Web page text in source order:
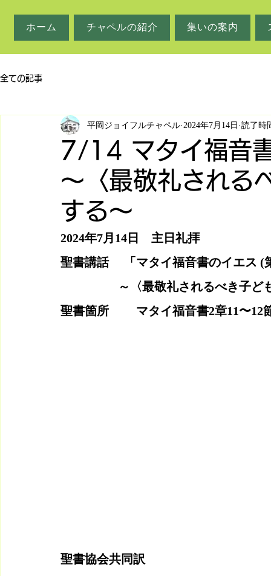
ホーム チャペルの紹介 集いの案内
全ての記事
7/14 マタイ福音
～〈最敬礼される
する〜
平岡ジョイフルチャペル 2024年7月14日 読了時
2024年7月14日　主日礼拝
聖書講話　 「マタイ福音書のイエス (
～〈最敬礼されるべき子ども
聖書箇所　　 マタイ福音書2章11〜12
聖書協会共同訳